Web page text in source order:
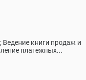
Ведение книги продаж и
платежных...